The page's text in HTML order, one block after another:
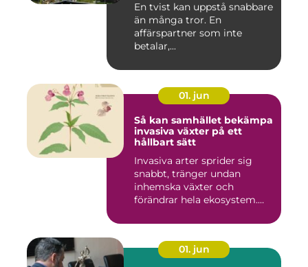
En tvist kan uppstå snabbare
än många tror. En
affärspartner som inte
betalar,...
01. jun
Så kan samhället bekämpa
invasiva växter på ett
hållbart sätt
Invasiva arter sprider sig
snabbt, tränger undan
inhemska växter och
förändrar hela ekosystem.
01. jun